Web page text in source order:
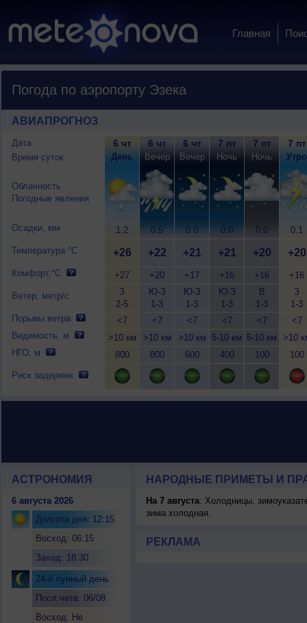
Главная
Погода по аэропорту Эзека
АВИАПРОГНОЗ
Дата
Время суток
Облачность
Погодные явления
Осадки, мм
Температура °C
Комфорт,°C
Ветер, метр/с
Порывы ветра
Видимость, м
НГО, м
Риск задержек
6 чт
День
1.2
+26
+27
З
2-5
<7
>10 км
800
6 чт
Вечер
0.5
+22
+20
Ю-З
1-3
<7
>10 км
800
6 чт
Вечер
0.0
+21
+17
Ю-З
1-3
<7
>10 км
600
7 пт
Ночь
0.0
+21
+16
Ю-З
1-3
<7
5-10 км
400
7 пт
Ночь
0.0
+20
+16
В
1-3
<7
5-10 км
100
7 пт
Утро
0.1
+20
+16
З
1-3
<7
>10
100
АСТРОНОМИЯ
6 августа 2026
Долгота дня: 12:15
Восход: 06:15
Заход: 18:30
24-й лунный день
Посл.четв. 06/08
Восход: Не
НАРОДНЫЕ ПРИМЕТЫ И
На 7 августа: Холодницы,
зима холодная.
РЕКЛАМА